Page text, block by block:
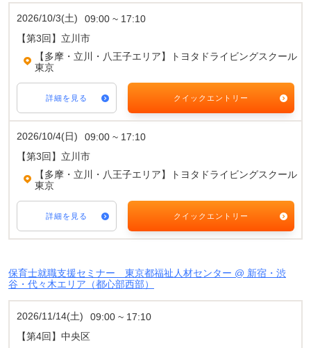
2026/10/3(土)
09:00 ~ 17:10
【第3回】立川市
【多摩・立川・八王子エリア】トヨタドライビングスクール
東京
詳細を見る クイックエントリー
2026/10/4(日)
09:00 ~ 17:10
【第3回】立川市
【多摩・立川・八王子エリア】トヨタドライビングスクール
東京
詳細を見る クイックエントリー
保育士就職支援セミナー 東京都福祉人材センター @ 新宿・渋
谷・代々木エリア（都心部西部）
2026/11/14(土)
09:00 ~ 17:10
【第4回】中央区